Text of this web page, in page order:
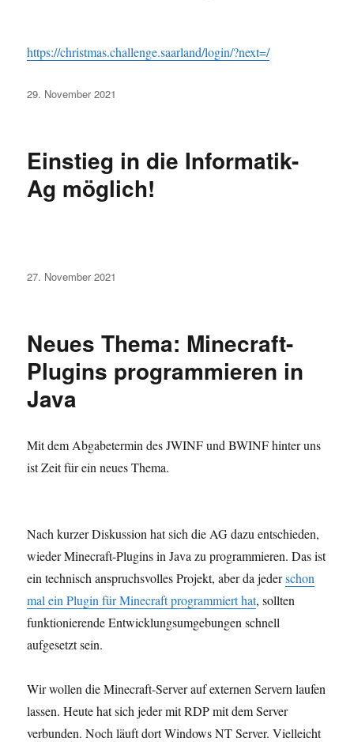
https://christmas.challenge.saarland/login/?next=/
Veröffentlicht
29. November 2021
Einstieg in die Informatik-
Ag möglich!
Veröffentlicht
27. November 2021
Neues Thema: Minecraft-
Plugins programmieren in
Java
Mit dem Abgabetermin des JWINF und BWINF hinter uns
ist Zeit für ein neues Thema.
Nach kurzer Diskussion hat sich die AG dazu entschieden,
wieder Minecraft-Plugins in Java zu programmieren. Das ist
ein technisch anspruchsvolles Projekt, aber da jederschon
mal ein Plugin für Minecraft programmiert hat, sollten
funktionierende Entwicklungsumgebungen schnell
aufgesetzt sein.
Wir wollen die Minecraft-Server auf externen Servern laufen
lassen. Heute hat sich jeder mit RDP mit dem Server
verbunden. Noch läuft dort Windows NT Server. Vielleicht